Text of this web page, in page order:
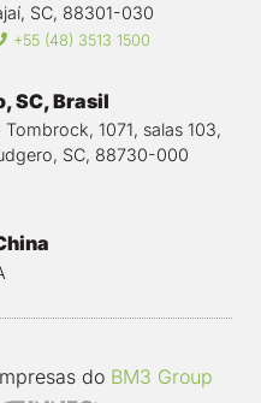
SC, 88301-030
+55 (48) 3513 1500
SC, Brasil
1071, salas 103,
SC, 88730-000
do BM3 Group